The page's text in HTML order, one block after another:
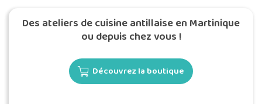
Des ateliers de cuisine antillaise en Martinique
ou depuis chez vous !
Découvrez la boutique